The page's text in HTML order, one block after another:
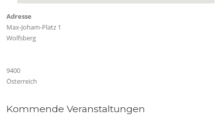
Adresse
Max-Joham-Platz 1
Wolfsberg
9400
Österreich
Kommende Veranstaltungen